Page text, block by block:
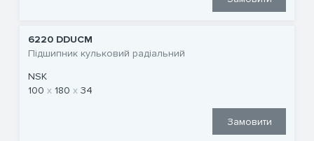
6220 DDUCM
Підшипник кульковий радіальний
NSK
100
180 34
Замовити